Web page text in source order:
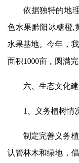
依据独特的地
色水果黔阳冰糖橙,
水果基地。今年，
面积1000亩，圆满
六、生态文化
1、义务植树情
制定完善义务
认管林木和绿地，